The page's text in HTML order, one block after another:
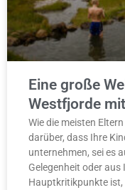
Eine große
Westfjorde
Wie die meisten
darüber, dass Ihre
unternehmen, sei es
Gelegenheit oder aus
Hauptkritikpunkte ist,